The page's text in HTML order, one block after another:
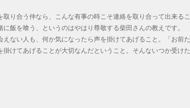
り合う仲なら、こんな有事の時こそ連絡を取り合って出来るこ
飯を喰う、というのはやはり尊敬する柴田さんの教えです。
ない人も、何か気になったら声を掛けてあげること。「お前た
けてあげることが大切なんだということ。そんないつか受けた